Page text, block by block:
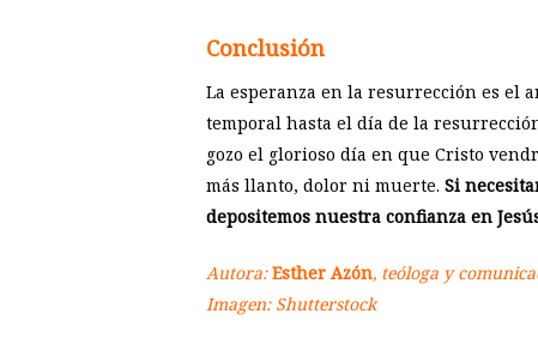
Conclusión
La esperanza en la resurrección es el
temporal hasta el día de la
gozo el glorioso día en que Cristo
más llanto, dolor ni muerte. Si
depositemos nuestra confianza en
Autora:Esther Azón, teóloga y
Imagen: Shutterstock